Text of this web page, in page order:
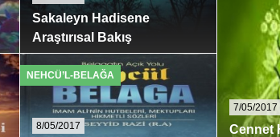
Sakaleyn Hadisene
Araştırısal Bakış
“Kur’an” ve “Ehlibeyt”in ağır emanet
tabir edildiği ...
NEHCÜ’L-BELAĞA
8/05/2017
7/05/2017
Cennet